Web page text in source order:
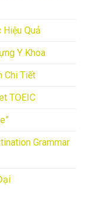
Hiệu Quả
Y Khoa
Chi Tiết
TOEIC
Grammar